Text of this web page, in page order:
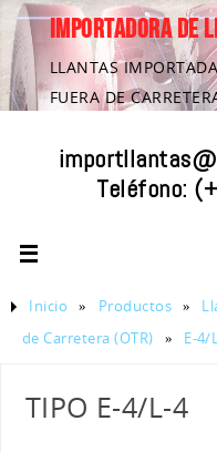
IMPORTADORA DE
LLANTAS
FUERA DE
Teléfono:
Inicio » Productos »
de Carretera (OTR)
» E-4/
TIPO E-4/L-4